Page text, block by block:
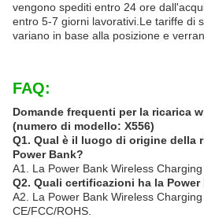
vengono spediti entro 24 ore
entro 5-7 giorni lavorativi.Le tariffe di
variano in base alla posizione e
FAQ:
Domande frequenti per la ricarica
(numero di modello: X556)
Q1. Qual è il luogo di origine della
Power Bank?
A1. La Power Bank Wireless
Q2. Quali certificazioni ha la
A2. La Power Bank Wireless
CE/FCC/ROHS.